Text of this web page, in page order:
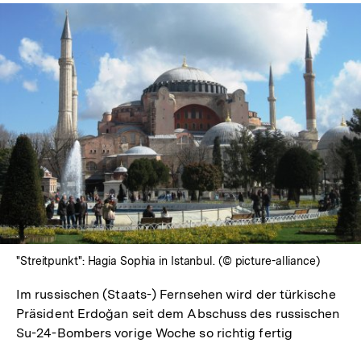
"Streitpunkt": Hagia Sophia in Istanbul. (© picture-alliance)
Im russischen (Staats-) Fernsehen wird der türkische
Präsident Erdoğan seit dem Abschuss des russischen
Su-24-Bombers vorige Woche so richtig fertig